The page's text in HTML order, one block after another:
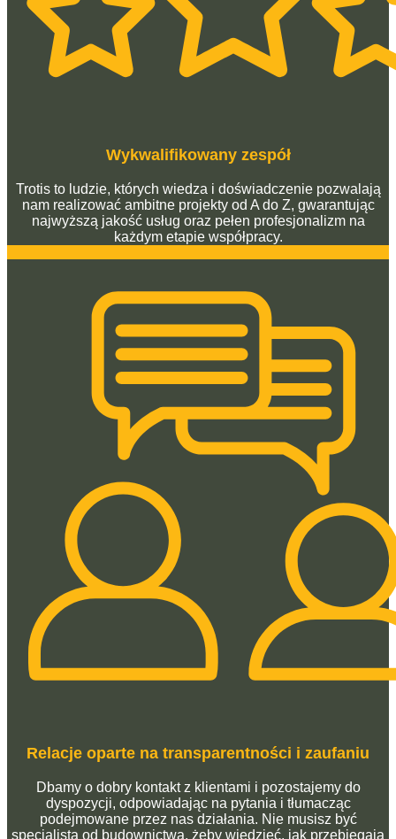
Wykwalifikowany zespół
Trotis to ludzie, których wiedza i doświadczenie pozwalają
nam realizować ambitne projekty od A do Z, gwarantując
najwyższą jakość usług oraz pełen profesjonalizm na
każdym etapie współpracy.
Relacje oparte na transparentności i zaufaniu
Dbamy o dobry kontakt z klientami i pozostajemy do
dyspozycji, odpowiadając na pytania i tłumacząc
podejmowane przez nas działania. Nie musisz być
specjalistą od budownictwa, żeby wiedzieć, jak przebiegają